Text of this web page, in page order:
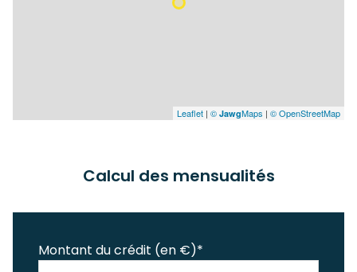
Leaflet | © JawgMaps | © OpenStreetMap
Calcul des mensualités
Montant du crédit (en €)*